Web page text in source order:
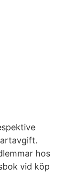
hos
vid köp